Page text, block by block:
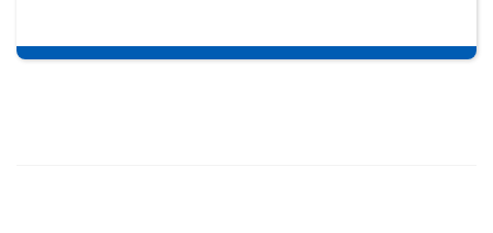
の責任を果たしていくために、以下の個人情報保護方